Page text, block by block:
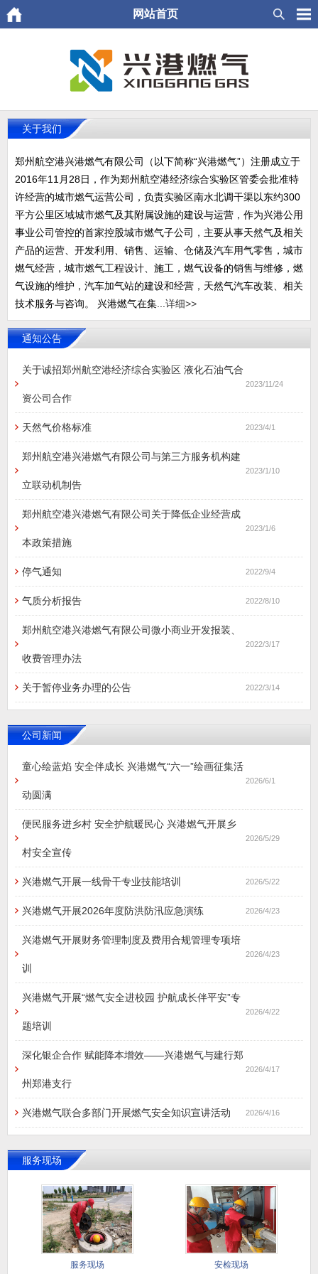
网站首页
关于我们
郑州航空港兴港燃气有限公司（以下简称“兴港燃气”）注册成立于
2016年11月28日，作为郑州航空港经济综合实验区管委会批准特
许经营的城市燃气运营公司，负责实验区南水北调干渠以东约300
平方公里区域城市燃气及其附属设施的建设与运营，作为兴港公用
事业公司管控的首家控股城市燃气子公司，主要从事天然气及相关
产品的运营、开发利用、销售、运输、仓储及汽车用气零售，城市
燃气经营，城市燃气工程设计、施工，燃气设备的销售与维修，燃
气设施的维护，汽车加气站的建设和经营，天然气汽车改装、相关
技术服务与咨询。 兴港燃气在集... 详细>>
通知公告
关于诚招郑州航空港经济综合实验区 液化石油气合
资公司合作
2023/11/24
天然气价格标准 2023/4/1
郑州航空港兴港燃气有限公司与第三方服务机构建
立联动机制告
2023/1/10
郑州航空港兴港燃气有限公司关于降低企业经营成
本政策措施
2023/1/6
停气通知 2022/9/4
气质分析报告 2022/8/10
郑州航空港兴港燃气有限公司微小商业开发报装、
收费管理办法
2022/3/17
关于暂停业务办理的公告 2022/3/14
公司新闻
童心绘蓝焰 安全伴成长 兴港燃气“六一”绘画征集活
动圆满
2026/6/1
便民服务进乡村 安全护航暖民心 兴港燃气开展乡
村安全宣传
2026/5/29
兴港燃气开展一线骨干专业技能培训 2026/5/22
兴港燃气开展2026年度防洪防汛应急演练 2026/4/23
兴港燃气开展财务管理制度及费用合规管理专项培
训
2026/4/23
兴港燃气开展“燃气安全进校园 护航成长伴平安”专
题培训
2026/4/22
深化银企合作 赋能降本增效——兴港燃气与建行郑
州郑港支行
2026/4/17
兴港燃气联合多部门开展燃气安全知识宣讲活动 2026/4/16
服务现场
服务现场 安检现场